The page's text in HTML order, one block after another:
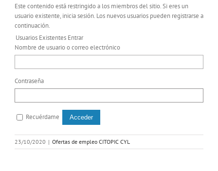
Este contenido está restringido a los miembros del sitio. Si eres un
usuario existente, inicia sesión. Los nuevos usuarios pueden registrarse a
continuación.
Usuarios Existentes Entrar
Nombre de usuario o correo electrónico
Contraseña
Recuérdame
23/10/2020 | Ofertas de empleo CITOPIC CYL